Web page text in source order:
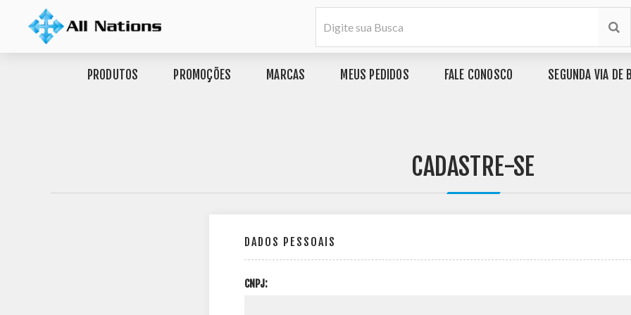
PRODUTOS PROMOÇÕES MARCAS MEUS PEDIDOS FALE CONOSCO SEGUNDA VIA DE
CADASTRE-SE
DADOS PESSOAIS
CNPJ: